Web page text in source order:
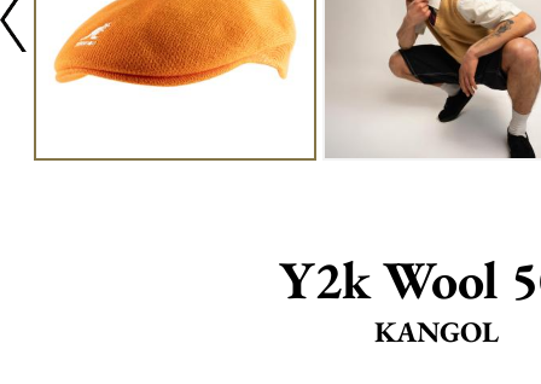
Y2k Wool
KANGOL